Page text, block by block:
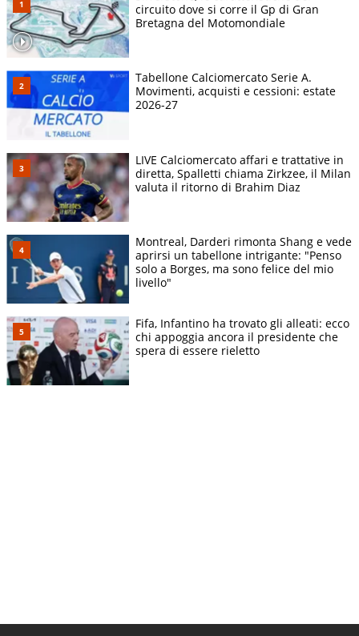
circuito dove si corre il Gp di Gran
Bretagna del Motomondiale
Tabellone Calciomercato Serie A.
Movimenti, acquisti e cessioni: estate
2026-27
LIVE Calciomercato affari e trattative in
diretta, Spalletti chiama Zirkzee, il Milan
valuta il ritorno di Brahim Diaz
Montreal, Darderi rimonta Shang e vede
aprirsi un tabellone intrigante: "Penso
solo a Borges, ma sono felice del mio
livello"
Fifa, Infantino ha trovato gli alleati: ecco
chi appoggia ancora il presidente che
spera di essere rieletto